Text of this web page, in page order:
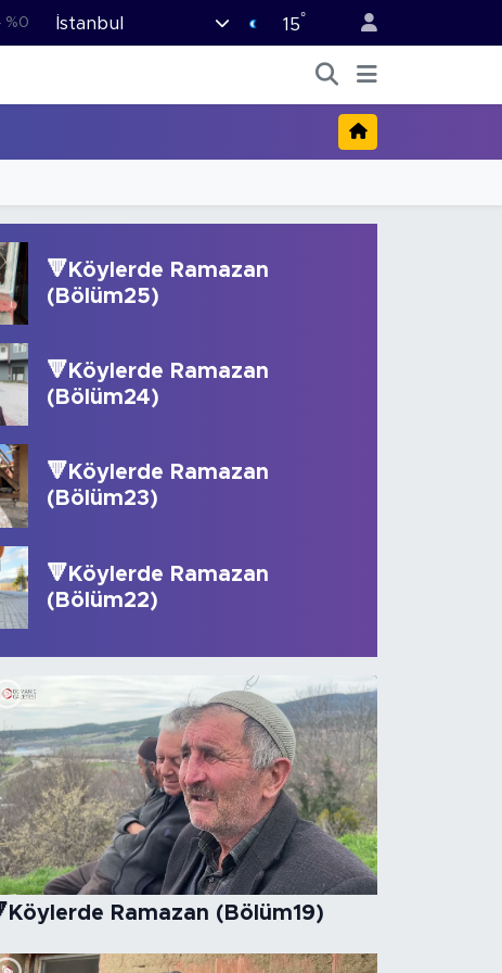
%0
%0
İstanbul 15°
Ramazan (Bölüm34)
🔻Köylerde Ramazan
(Bölüm25)
🔻Köylerde Ramazan
(Bölüm24)
🔻Köylerde Ramazan
(Bölüm23)
🔻Köylerde Ramazan
(Bölüm22)
Ramazan (Bölüm19)